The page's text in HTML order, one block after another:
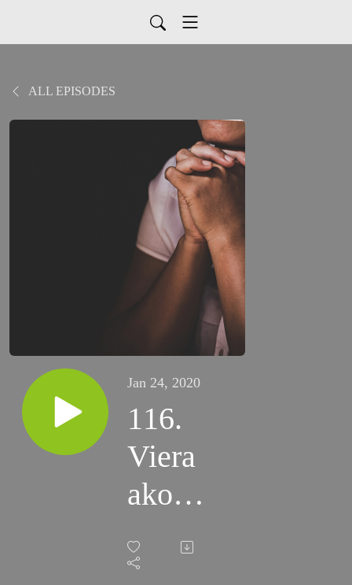
ALL EPISODES
Jan 24, 2020
116.
Viera
ako
duševná
porucha?